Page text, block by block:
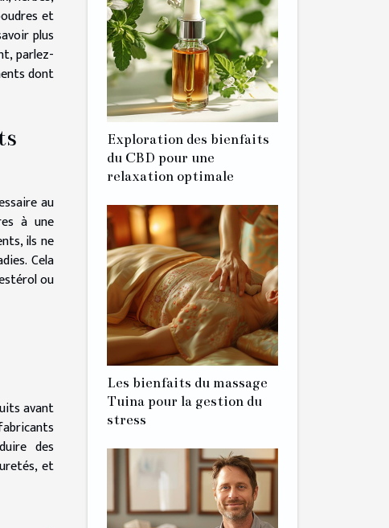
et
plus
parlez-
dont
au
à une
ils ne
Cela
ou
avant
des
et
Exploration des bienfaits
du CBD pour une
relaxation optimale
Les bienfaits du massage
Tuina pour la gestion du
stress